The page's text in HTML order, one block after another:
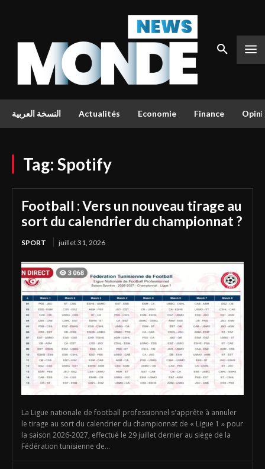
النسخة العربية Actualités Economie Finance
Tag: Spotify
Football : Vers un nouveau tirage au
sort du calendrier du championnat ?
SPORT juillet 31, 2026
La Ligue nationale de football professionnel s'apprête à annuler
le tirage au sort du calendrier du championnat de « Ligue 1 » pour
la saison 2026-2027, effectué le 29 juillet dernier au siège de la
Fédération tunisienne de...